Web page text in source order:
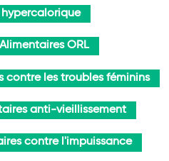
ORL
contre les troubles féminins
anti-vieillissement
contre l'impuissance